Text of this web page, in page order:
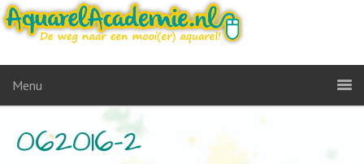
Menu
062016-2